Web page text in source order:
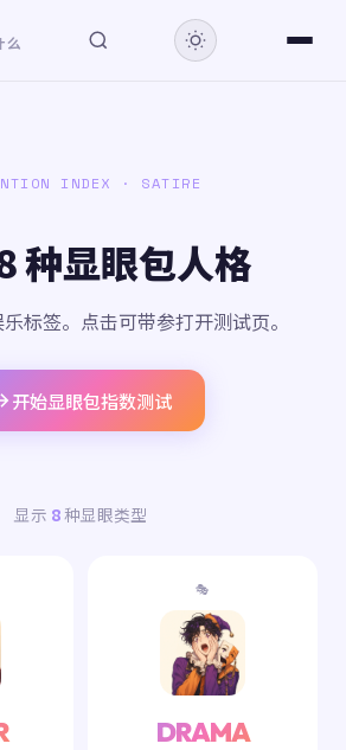
么
INDEX · SATIRE
种显眼包人格
标签。点击可带参打开测试页。
开始显眼包指数测试
显示 8种显眼类型
🎭
DRAMA